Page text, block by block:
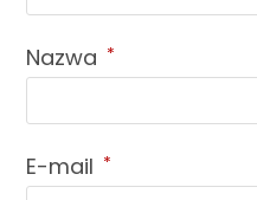
Nazwa *
E-mail *